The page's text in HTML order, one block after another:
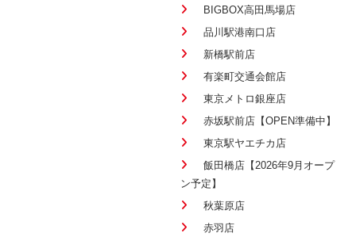
BIGBOX高田馬場店
品川駅港南口店
新橋駅前店
有楽町交通会館店
東京メトロ銀座店
赤坂駅前店【OPEN準備中】
東京駅ヤエチカ店
飯田橋店【2026年9月オープ
ン予定】
秋葉原店
赤羽店